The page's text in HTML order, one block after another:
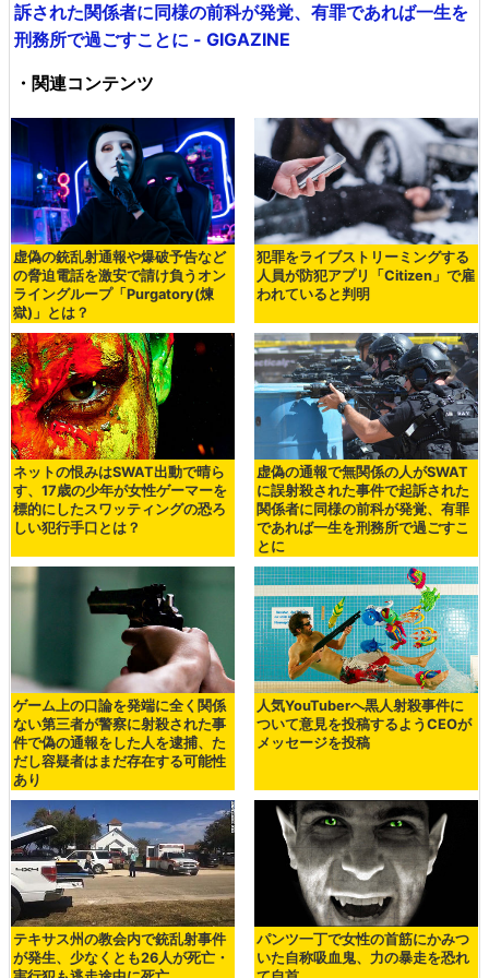
訴された関係者に同様の前科が発覚、有罪であれば一生を
刑務所で過ごすことに - GIGAZINE
・関連コンテンツ
虚偽の銃乱射通報や爆破予告など
の脅迫電話を激安で請け負うオン
ライングループ「Purgatory(煉
獄)」とは？
犯罪をライブストリーミングする
人員が防犯アプリ「Citizen」で雇
われていると判明
ネットの恨みはSWAT出動で晴ら
す、17歳の少年が女性ゲーマーを
標的にしたスワッティングの恐ろ
しい犯行手口とは？
虚偽の通報で無関係の人がSWAT
に誤射殺された事件で起訴された
関係者に同様の前科が発覚、有罪
であれば一生を刑務所で過ごすこ
とに
ゲーム上の口論を発端に全く関係
ない第三者が警察に射殺された事
件で偽の通報をした人を逮捕、た
だし容疑者はまだ存在する可能性
あり
人気YouTuberへ黒人射殺事件に
ついて意見を投稿するようCEOが
メッセージを投稿
テキサス州の教会内で銃乱射事件
が発生、少なくとも26人が死亡・
パンツ一丁で女性の首筋にかみつ
いた自称吸血鬼、力の暴走を恐れ